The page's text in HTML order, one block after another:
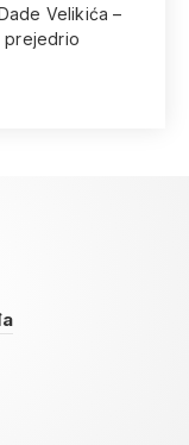
Velikića –
prejedrio